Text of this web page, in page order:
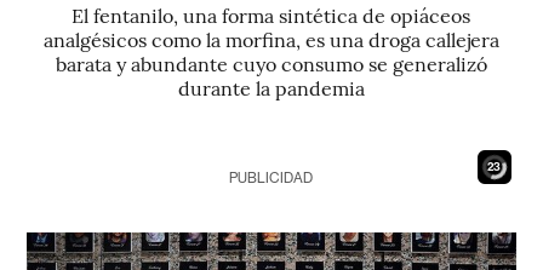
El fentanilo, una forma sintética de opiáceos
analgésicos como la morfina, es una droga callejera
barata y abundante cuyo consumo se generalizó
durante la pandemia
22
PUBLICIDAD